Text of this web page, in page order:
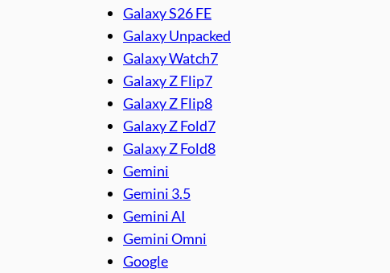
Galaxy S26 FE
Galaxy Unpacked
Galaxy Watch7
Galaxy Z Flip7
Galaxy Z Flip8
Galaxy Z Fold7
Galaxy Z Fold8
Gemini
Gemini 3.5
Gemini AI
Gemini Omni
Google